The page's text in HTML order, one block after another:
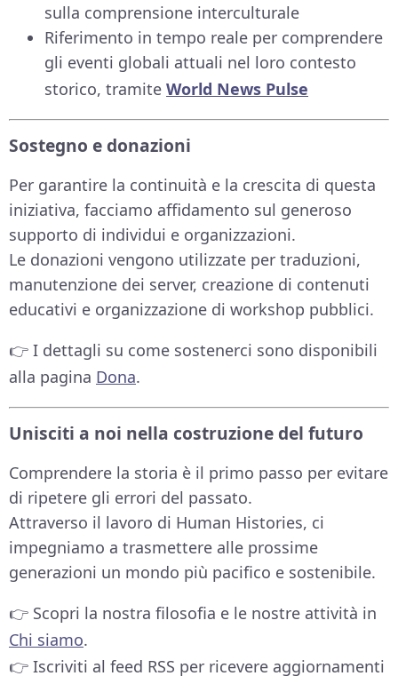
sulla comprensione interculturale
Riferimento in tempo reale per comprendere
gli eventi globali attuali nel loro contesto
storico, tramite World News Pulse
Sostegno e donazioni
Per garantire la continuità e la crescita di questa
iniziativa, facciamo affidamento sul generoso
supporto di individui e organizzazioni.
Le donazioni vengono utilizzate per traduzioni,
manutenzione dei server, creazione di contenuti
educativi e organizzazione di workshop pubblici.
👉 I dettagli su come sostenerci sono disponibili
alla pagina Dona.
Unisciti a noi nella costruzione del futuro
Comprendere la storia è il primo passo per evitare
di ripetere gli errori del passato.
Attraverso il lavoro di Human Histories, ci
impegniamo a trasmettere alle prossime
generazioni un mondo più pacifico e sostenibile.
👉 Scopri la nostra filosofia e le nostre attività in
Chi siamo.
👉 Iscriviti al feed RSS per ricevere aggiornamenti